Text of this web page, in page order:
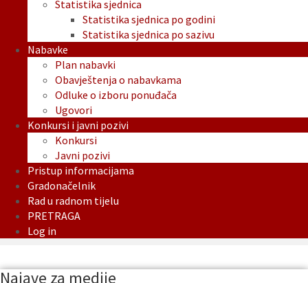
Statistika sjednica
Statistika sjednica po godini
Statistika sjednica po sazivu
Nabavke
Plan nabavki
Obavještenja o nabavkama
Odluke o izboru ponuđača
Ugovori
Konkursi i javni pozivi
Konkursi
Javni pozivi
Pristup informacijama
Gradonačelnik
Rad u radnom tijelu
PRETRAGA
Log in
Najave za medije